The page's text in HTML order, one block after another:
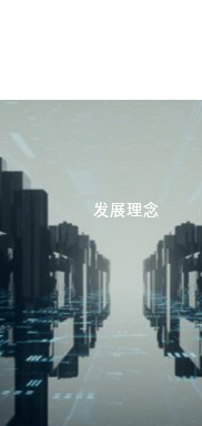
发展理念